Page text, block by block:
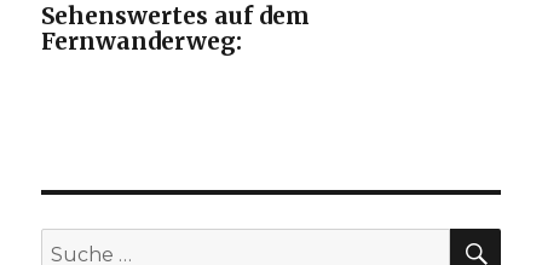
Sehenswertes auf dem
Fernwanderweg:
Suche